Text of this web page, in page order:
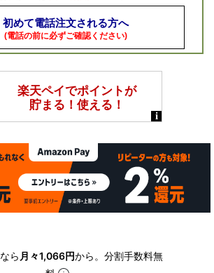
初めて電話注文される方へ
(電話の前に必ずご確認ください)
なら 月々1,066円から。分割手数料無